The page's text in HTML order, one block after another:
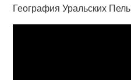
География Уральских